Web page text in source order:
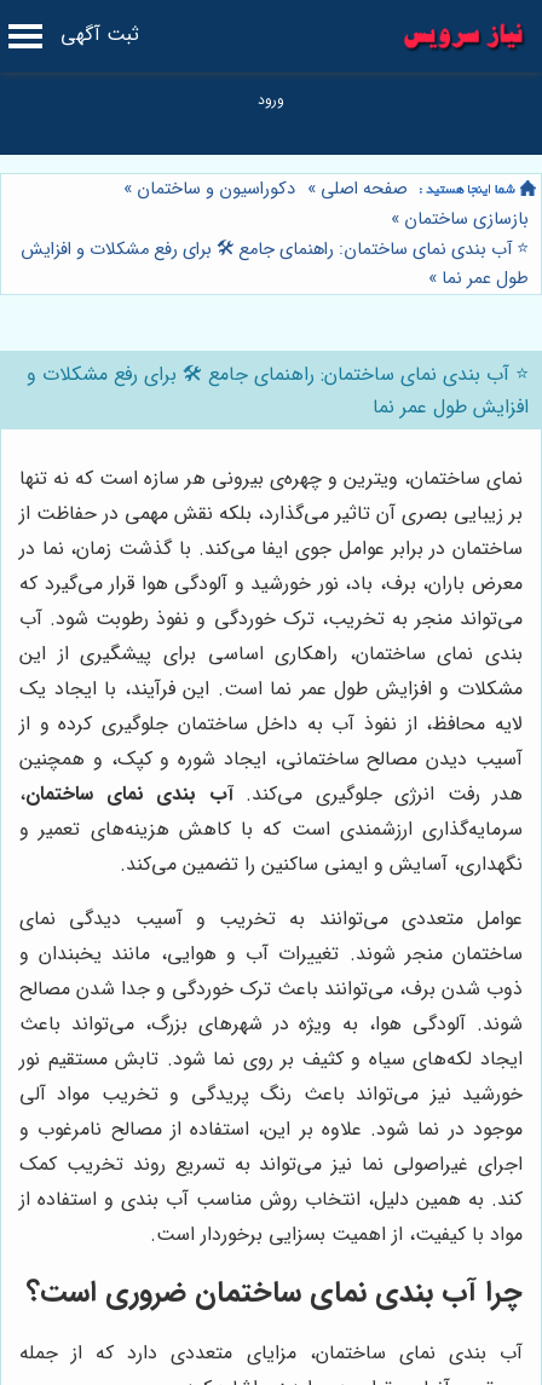
ثبت آگهی
صفحه اصلی » دکوراسیون و ساختمان »
بازسازی ساختمان »
⭐️ آب بندی نمای ساختمان: راهنمای جامع 🛠️ برای رفع مشکلات و افزایش
طول عمر نما »
⭐️ آب بندی نمای ساختمان: راهنمای جامع 🛠️ برای رفع مشکلات و
افزایش طول عمر نما
نمای ساختمان، ویترین و چهره‌ی بیرونی هر سازه است که نه تنها
بر زیبایی بصری آن تاثیر می‌گذارد، بلکه نقش مهمی در حفاظت از
ساختمان در برابر عوامل جوی ایفا می‌کند. با گذشت زمان، نما در
معرض باران، برف، باد، نور خورشید و آلودگی هوا قرار می‌گیرد که
می‌تواند منجر به تخریب، ترک خوردگی و نفوذ رطوبت شود. آب
بندی نمای ساختمان، راهکاری اساسی برای پیشگیری از این
مشکلات و افزایش طول عمر نما است. این فرآیند، با ایجاد یک
لایه محافظ، از نفوذ آب به داخل ساختمان جلوگیری کرده و از
آسیب دیدن مصالح ساختمانی، ایجاد شوره و کپک، و همچنین
هدر رفت انرژی جلوگیری می‌کند.آب بندی نمای ساختمان،
سرمایه‌گذاری ارزشمندی است که با کاهش هزینه‌های تعمیر و
نگهداری، آسایش و ایمنی ساکنین را تضمین می‌کند.
عوامل متعددی می‌توانند به تخریب و آسیب دیدگی نمای
ساختمان منجر شوند. تغییرات آب و هوایی، مانند یخبندان و
ذوب شدن برف، می‌توانند باعث ترک خوردگی و جدا شدن مصالح
شوند. آلودگی هوا، به ویژه در شهرهای بزرگ، می‌تواند باعث
ایجاد لکه‌های سیاه و کثیف بر روی نما شود. تابش مستقیم نور
خورشید نیز می‌تواند باعث رنگ پریدگی و تخریب مواد آلی
موجود در نما شود. علاوه بر این، استفاده از مصالح نامرغوب و
اجرای غیراصولی نما نیز می‌تواند به تسریع روند تخریب کمک
کند. به همین دلیل، انتخاب روش مناسب آب بندی و استفاده از
مواد با کیفیت، از اهمیت بسزایی برخوردار است.
چرا آب بندی نمای ساختمان ضروری است؟
آب بندی نمای ساختمان، مزایای متعددی دارد که از جمله